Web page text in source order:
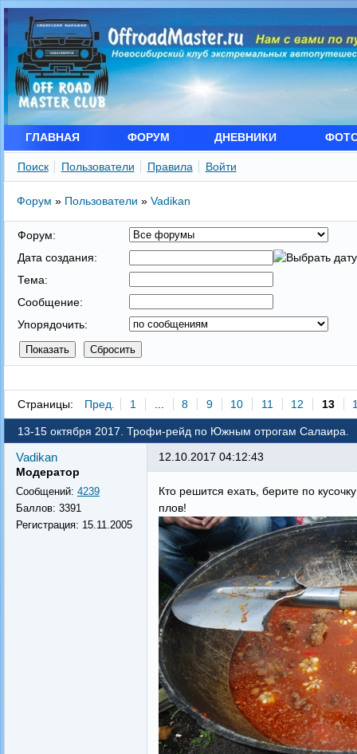
ГЛАВНАЯ ФОРУМ ДНЕВНИКИ
Поиск Пользователи Правила Войти
Форум » Пользователи » Vadikan
Форум:
Дата создания:
Тема:
Сообщение:
Упорядочить:
Страницы: Пред. 1 ... 8 9 10 11 12 13
13-15 октября 2017. Трофи-рейд по Южным отрогам Салаира.
Vadikan
Модератор
Сообщений: 4239
Баллов: 3391
Регистрация: 15.11.2005
12.10.2017 04:12:43
Кто решится ехать, берите по
плов!